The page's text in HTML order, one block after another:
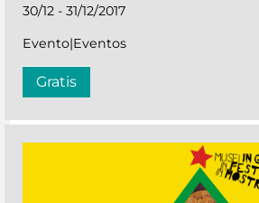
30/12 - 31/12/2017
Evento|Eventos
Gratis